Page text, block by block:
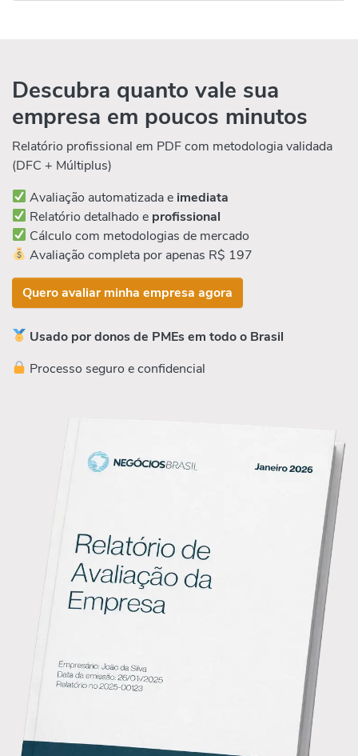
Descubra quanto vale sua
empresa em poucos minutos
Relatório profissional em PDF com metodologia validada
(DFC + Múltiplus)
Avaliação automatizada e imediata
Relatório detalhado e profissional
Cálculo com metodologias de mercado
Avaliação completa por apenas R$ 197
Quero avaliar minha empresa agora
Usado por donos de PMEs em todo o Brasil
Processo seguro e confidencial